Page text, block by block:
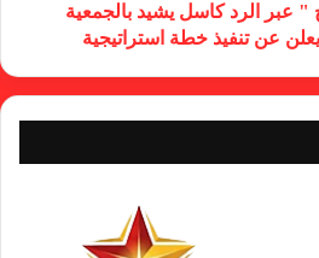
" عبر الرد كاسل يشيد بالجمعية
عن تنفيذ خطة استراتيجية